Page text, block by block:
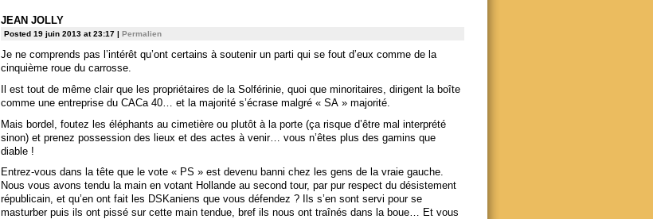
JEAN JOLLY
Posted 19 juin 2013 at 23:17 | Permalien
Je ne comprends pas l’intérêt qu’ont certains à soutenir un parti qui se fout d’eux comme de la
cinquième roue du carrosse.
Il est tout de même clair que les propriétaires de la Solférinie, quoi que minoritaires, dirigent la boîte
comme une entreprise du CACa 40… et la majorité s’écrase malgré « SA » majorité.
Mais bordel, foutez les éléphants au cimetière ou plutôt à la porte (ça risque d’être mal interprété
sinon) et prenez possession des lieux et des actes à venir… vous n’êtes plus des gamins que
diable !
Entrez-vous dans la tête que le vote « PS » est devenu banni chez les gens de la vraie gauche.
Nous vous avons tendu la main en votant Hollande au second tour, par pur respect du désistement
républicain, et qu’en ont fait les DSKaniens que vous défendez ? Ils s’en sont servi pour se
masturber puis ils ont pissé sur cette main tendue, bref ils nous ont traînés dans la boue… Et vous